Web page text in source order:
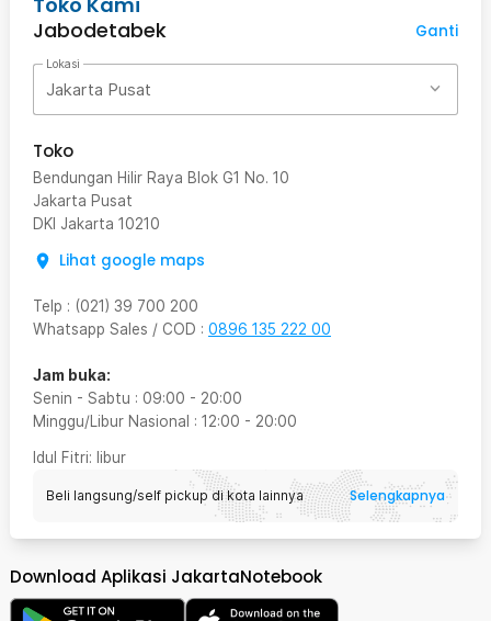
Jabodetabek
Ganti
Lokasi
Jakarta Pusat
Toko
Bendungan Hilir Raya Blok G1 No. 10
Jakarta Pusat
DKI Jakarta 10210
Lihat google maps
Telp : (021) 39 700 200
Whatsapp Sales / COD : 0896 135 222 00
Jam buka:
Senin - Sabtu : 09:00 - 20:00
Minggu/Libur Nasional : 12:00 - 20:00
Idul Fitri: libur
Beli langsung/self pickup di kota lainnya Selengkapnya
Download Aplikasi JakartaNotebook